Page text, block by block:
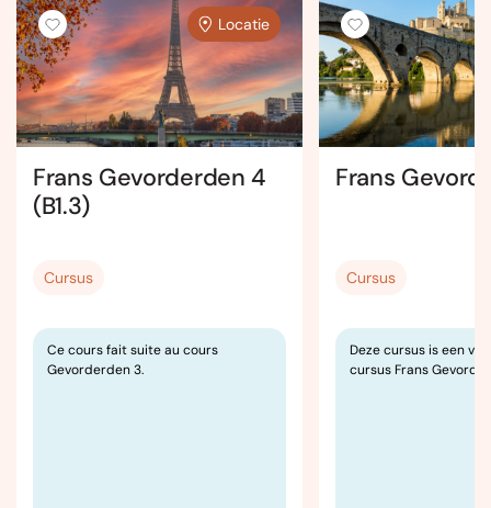
Locatie
Frans Gevorderden 4
(B1.3)
Cursus
Ce cours fait suite au cours
Gevorderden 3.
Frans
Cursus
Deze cursus is een
cursus Frans